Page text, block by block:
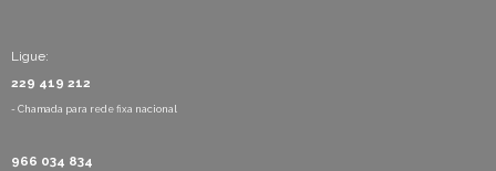
Ligue:
229 419 212
- Chamada para rede fixa nacional
966 034 834